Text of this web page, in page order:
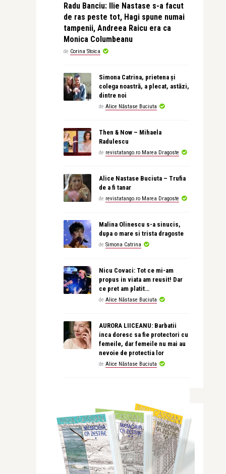
Radu Banciu: Ilie Nastase s-a facut
de ras peste tot, Hagi spune numai
tampenii, Andreea Raicu era ca
Monica Columbeanu
de Corina Stoica
Simona Catrina, prietena și
colega noastră, a plecat, astăzi,
dintre noi
de Alice Năstase Buciuta
Then & Now – Mihaela
Radulescu
de revistatango.ro Marea Dragoste
Alice Nastase Buciuta – Trufia
de a fi tanar
de revistatango.ro Marea Dragoste
Malina Olinescu s-a sinucis,
dupa o mare si trista dragoste
de Simona Catrina
Nicu Covaci: Tot ce mi-am
propus in viata am reusit! Dar
ce pret am platit…
de Alice Năstase Buciuta
AURORA LIICEANU: Barbatii
inca doresc sa fie protectori cu
femeile, dar femeile nu mai au
nevoie de protectia lor
de Alice Năstase Buciuta